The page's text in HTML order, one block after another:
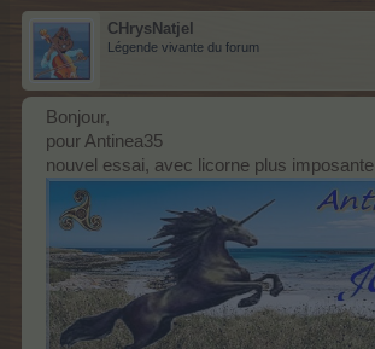
CHrysNatjel
Légende vivante du forum
Bonjour,
pour Antinea35
nouvel essai, avec licorne plus imposante